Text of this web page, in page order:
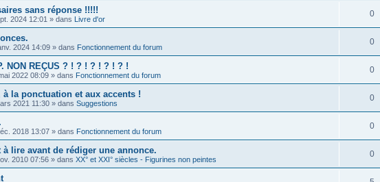
sans réponse !!!!!
2024 12:01 » dans Livre d'or
0
2024 14:09 » dans Fonctionnement du forum
0
NON REÇUS ? ! ? ! ? ! ? ! ? !
2022 08:09 » dans Fonctionnement du forum
0
la ponctuation et aux accents !
2021 11:30 » dans Suggestions
0
2018 13:07 » dans Fonctionnement du forum
0
lire avant de rédiger une annonce.
2010 07:56 » dans XX° et XXI° siècles - Figurines non peintes
0